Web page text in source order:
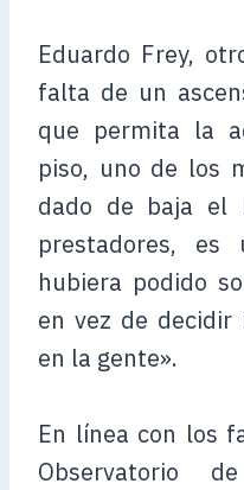
Eduardo Frey,
falta de un
que permita la
piso, uno de los
dado de baja el
prestadores,
hubiera podido
en vez de decidir
en la gente».
En línea con los
Observatorio